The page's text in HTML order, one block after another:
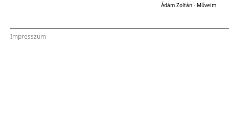
Ádám Zoltán - Műveim
Impresszum